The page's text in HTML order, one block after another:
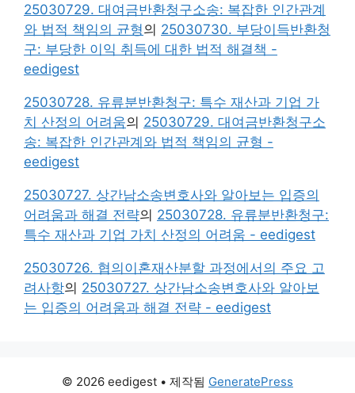
25030729. 대여금반환청구소송: 복잡한 인간관계
와 법적 책임의 균형의 25030730. 부당이득반환청
구: 부당한 이익 취득에 대한 법적 해결책 -
eedigest
25030728. 유류분반환청구: 특수 재산과 기업 가
치 산정의 어려움의 25030729. 대여금반환청구소
송: 복잡한 인간관계와 법적 책임의 균형 -
eedigest
25030727. 상간남소송변호사와 알아보는 입증의
어려움과 해결 전략의 25030728. 유류분반환청구:
특수 재산과 기업 가치 산정의 어려움 - eedigest
25030726. 협의이혼재산분할 과정에서의 주요 고
려사항의 25030727. 상간남소송변호사와 알아보
는 입증의 어려움과 해결 전략 - eedigest
© 2026 eedigest • 제작됨 GeneratePress